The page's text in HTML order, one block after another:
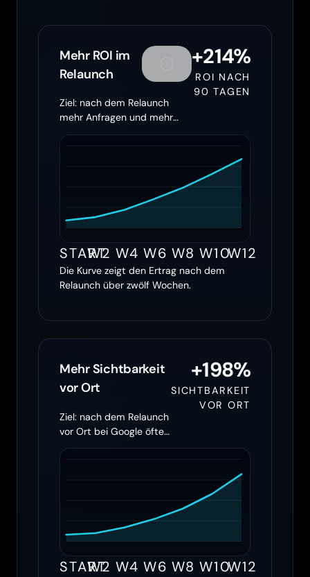
Mehr ROI im
Relaunch
Ziel: nach dem Relaunch
mehr Anfragen und mehr
+214%
ROI NACH
90 TAGEN
START
W2 W4 W6 W8 W10W12
Die Kurve zeigt den Ertrag nach dem
Relaunch über zwölf Wochen.
Mehr Sichtbarkeit
vor Ort
Ziel: nach dem Relaunch
vor Ort bei Google öfter
erscheinen
+198%
SICHTBARKEIT
VOR ORT
START
W2 W4 W6 W8 W10W12